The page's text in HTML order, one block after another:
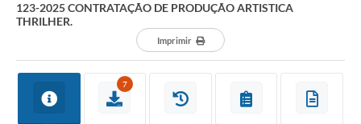
123-2025 CONTRATAÇÃO DE PRODUÇÃO ARTISTICA
THRILHER.
Imprimir
7